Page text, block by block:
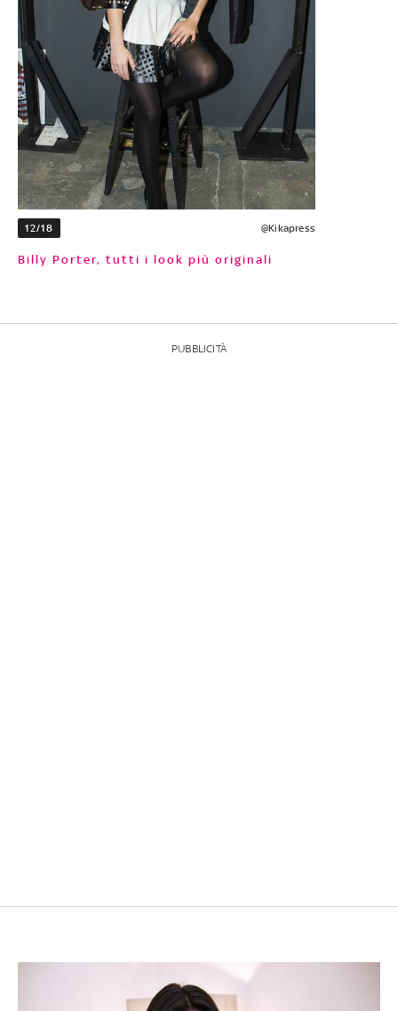
12/18 @Kikapress
Billy Porter, tutti i look più originali
PUBBLICITÀ